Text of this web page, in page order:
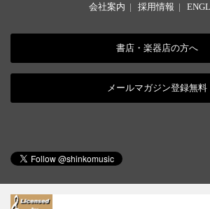
会社案内 | 採用情報 |
書店・楽器店の方へ
メールマガジン登録無料